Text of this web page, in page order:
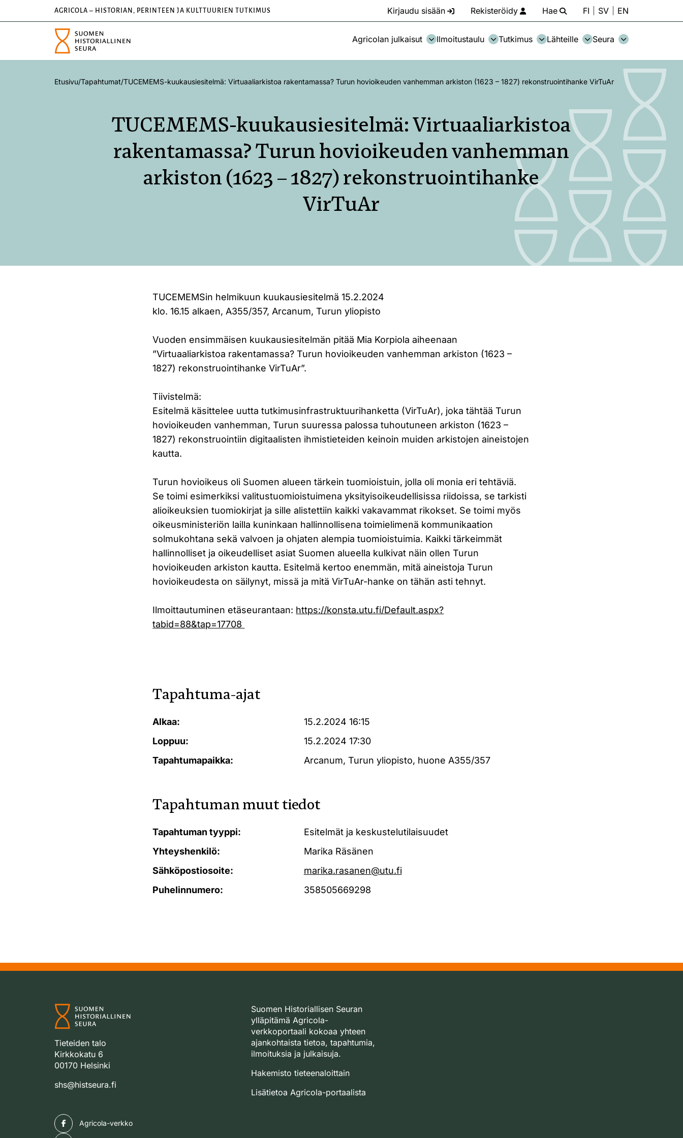
AGRICOLA – HISTORIAN, PERINTEEN JA KULTTUURIEN TUTKIMUS Kirjaudu sisään Rekisteröidy Hae FI SV EN
Agricolan julkaisut Ilmoitustaulu Tutkimus Lähteille Seura
Etusivu/Tapahtumat/TUCEMEMS-kuukausiesitelmä: Virtuaaliarkistoa rakentamassa? Turun hovioikeuden vanhemman arkiston (1623 – 1827) rekonstruointihanke VirTuAr
TUCEMEMS-kuukausiesitelmä: Virtuaaliarkistoa
rakentamassa? Turun hovioikeuden vanhemman
arkiston (1623 – 1827) rekonstruointihanke
VirTuAr
TUCEMEMSin helmikuun kuukausiesitelmä 15.2.2024
klo. 16.15 alkaen, A355/357, Arcanum, Turun yliopisto
Vuoden ensimmäisen kuukausiesitelmän pitää Mia Korpiola aiheenaan
”Virtuaaliarkistoa rakentamassa? Turun hovioikeuden vanhemman arkiston (1623 –
1827) rekonstruointihanke VirTuAr”.
Tiivistelmä:
Esitelmä käsittelee uutta tutkimusinfrastruktuurihanketta (VirTuAr), joka tähtää Turun
hovioikeuden vanhemman, Turun suuressa palossa tuhoutuneen arkiston (1623 –
1827) rekonstruointiin digitaalisten ihmistieteiden keinoin muiden arkistojen aineistojen
kautta.
Turun hovioikeus oli Suomen alueen tärkein tuomioistuin, jolla oli monia eri tehtäviä.
Se toimi esimerkiksi valitustuomioistuimena yksityisoikeudellisissa riidoissa, se tarkisti
alioikeuksien tuomiokirjat ja sille alistettiin kaikki vakavammat rikokset. Se toimi myös
oikeusministeriön lailla kuninkaan hallinnollisena toimielimenä kommunikaation
solmukohtana sekä valvoen ja ohjaten alempia tuomioistuimia. Kaikki tärkeimmät
hallinnolliset ja oikeudelliset asiat Suomen alueella kulkivat näin ollen Turun
hovioikeuden arkiston kautta. Esitelmä kertoo enemmän, mitä aineistoja Turun
hovioikeudesta on säilynyt, missä ja mitä VirTuAr-hanke on tähän asti tehnyt.
Ilmoittautuminen etäseurantaan: https://konsta.utu.fi/Default.aspx?
tabid=88&tap=17708
Tapahtuma-ajat
Alkaa:
15.2.2024 16:15
Loppuu:
15.2.2024 17:30
Tapahtumapaikka:
Arcanum, Turun yliopisto, huone A355/357
Tapahtuman muut tiedot
Tapahtuman tyyppi:
Esitelmät ja keskustelutilaisuudet
Yhteyshenkilö:
Marika Räsänen
Sähköpostiosoite:
marika.rasanen@utu.fi
Puhelinnumero:
358505669298
Tieteiden talo
Kirkkokatu 6
00170 Helsinki
shs@histseura.fi
Suomen Historiallisen Seuran
ylläpitämä Agricola-
verkkoportaali kokoaa yhteen
ajankohtaista tietoa, tapahtumia,
ilmoituksia ja julkaisuja.
Hakemisto tieteenaloittain
Lisätietoa Agricola-portaalista
Agricola-verkko